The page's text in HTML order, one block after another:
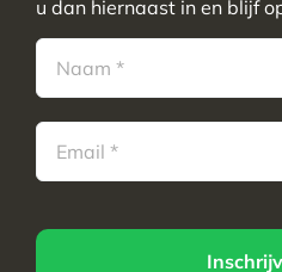
u dan hiernaast in en blijf